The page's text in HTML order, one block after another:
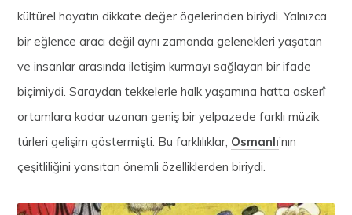
kültürel hayatın dikkate değer ögelerinden biriydi. Yalnızca
bir eğlence aracı değil aynı zamanda gelenekleri yaşatan
ve insanlar arasında iletişim kurmayı sağlayan bir ifade
biçimiydi. Saraydan tekkelerle halk yaşamına hatta askerî
ortamlara kadar uzanan geniş bir yelpazede farklı müzik
türleri gelişim göstermişti. Bu farklılıklar, Osmanlı’nın
çeşitliliğini yansıtan önemli özelliklerden biriydi.